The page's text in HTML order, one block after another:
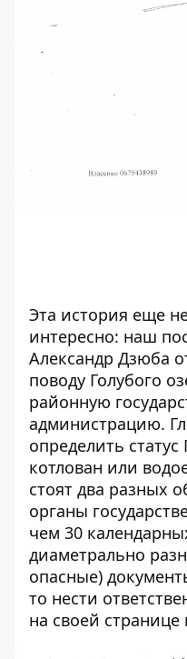
Эта история еще
интересно: наш
Александр Дзюба
поводу Голубого
районную
администрацию.
определить статус
котлован или
стоят два разных
органы
чем 30
диаметрально
опасные)
то нести
на своей